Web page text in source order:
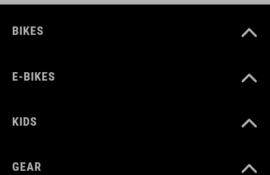
BIKES
E-BIKES
KIDS
GEAR